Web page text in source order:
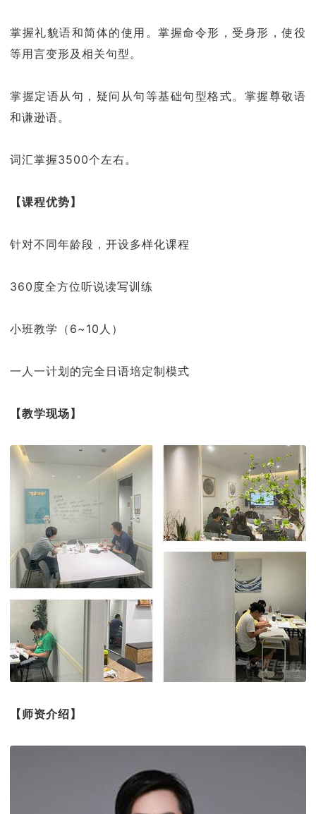
掌握礼貌语和简体的使用。掌握命令形，受身形，使役
等用言变形及相关句型。
掌握定语从句，疑问从句等基础句型格式。掌握尊敬语
和谦逊语。
词汇掌握3500个左右。
【课程优势】
针对不同年龄段，开设多样化课程
360度全方位听说读写训练
小班教学（6~10人）
一人一计划的完全日语培定制模式
【教学现场】
【师资介绍】